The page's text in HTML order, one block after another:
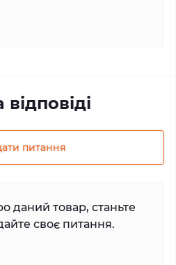
питання
даний товар, станьте
своє питання.